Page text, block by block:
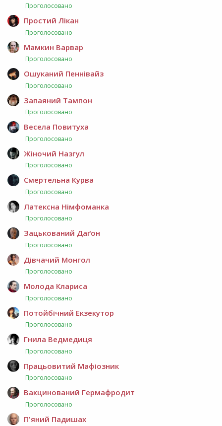
Проголосовано
Простий Лікан
Проголосовано
Мамкин Варвар
Проголосовано
Ошуканий Пеннівайз
Проголосовано
Запаяний Тампон
Проголосовано
Весела Повитуха
Проголосовано
Жіночий Назгул
Проголосовано
Смертельна Курва
Проголосовано
Латексна Німфоманка
Проголосовано
Зацькований Даґон
Проголосовано
Дівчачий Монгол
Проголосовано
Молода Клариса
Проголосовано
Потойбічний Екзекутор
Проголосовано
Гнила Ведмедиця
Проголосовано
Працьовитий Мафіозник
Проголосовано
Вакцинований Гермафродит
Проголосовано
П'яний Падишах